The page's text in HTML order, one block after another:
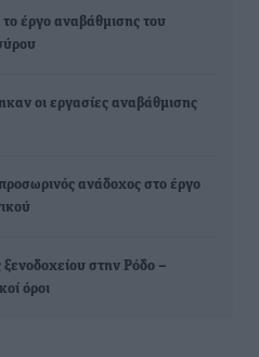
έργο αναβάθμισης του
οι εργασίες αναβάθμισης
ανάδοχος στο έργο
στην Ρόδο –
όροι